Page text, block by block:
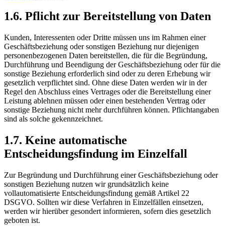
1.6. Pflicht zur Bereitstellung von Daten
Kunden, Interessenten oder Dritte müssen uns im Rahmen einer
Geschäftsbeziehung oder sonstigen Beziehung nur diejenigen
personenbezogenen Daten bereitstellen, die für die Begründung,
Durchführung und Beendigung der Geschäftsbeziehung oder für die
sonstige Beziehung erforderlich sind oder zu deren Erhebung wir
gesetzlich verpflichtet sind. Ohne diese Daten werden wir in der
Regel den Abschluss eines Vertrages oder die Bereitstellung einer
Leistung ablehnen müssen oder einen bestehenden Vertrag oder
sonstige Beziehung nicht mehr durchführen können. Pflichtangaben
sind als solche gekennzeichnet.
1.7. Keine automatische
Entscheidungsfindung im Einzelfall
Zur Begründung und Durchführung einer Geschäftsbeziehung oder
sonstigen Beziehung nutzen wir grundsätzlich keine
vollautomatisierte Entscheidungsfindung gemäß Artikel 22
DSGVO. Sollten wir diese Verfahren in Einzelfällen einsetzen,
werden wir hierüber gesondert informieren, sofern dies gesetzlich
geboten ist.